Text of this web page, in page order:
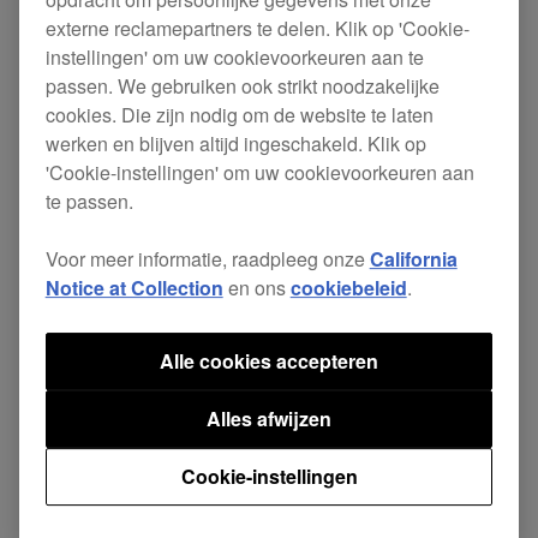
Nieuw:
Compatibel toestel toegevoegd: DJM-
750MK2
Download rekordbox hier.
Terug naar Nieuws
externe reclamepartners te delen. Klik op 'Cookie-
instellingen' om uw cookievoorkeuren aan te
passen. We gebruiken ook strikt noodzakelijke
cookies. Die zijn nodig om de website te laten
werken en blijven altijd ingeschakeld. Klik op
'Cookie-instellingen' om uw cookievoorkeuren aan
te passen.
Voor meer informatie, raadpleeg onzeCalifornia
Notice at Collection en onscookiebeleid.
Cookie-instellingen
Alles afwijzen
Alle cookies accepteren